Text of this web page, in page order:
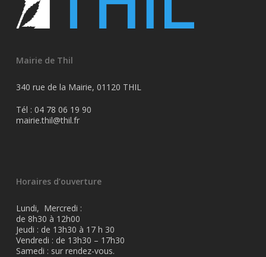
Mairie de Thil
340 rue de la Mairie, 01120 THIL
Tél : 04 78 06 19 90
mairie.thil@thil.fr
Horaires d’ouverture
Lundi, Mercredi :
de 8h30 à 12h00
Jeudi : de 13h30 à 17 h 30
Vendredi : de 13h30 – 17h30
Samedi : sur rendez-vous.